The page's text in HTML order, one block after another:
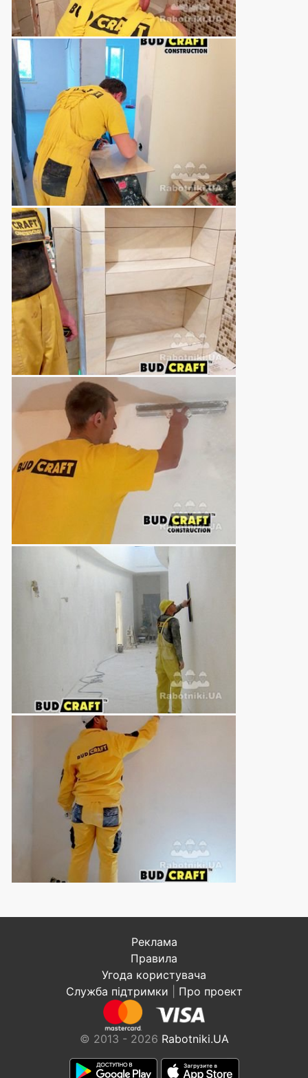
Реклама
Правила
Угода користувача
Служба підтримки
Про проект
© 2013 - 2026 Rabotniki.UA